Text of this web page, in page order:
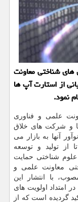
های شناختی معاونت
از استارت آپ ها
نمود.
علمی و فناوری
و شرکت های خلاق
آنها به بازار می
از تولید و توسعه
شناختی حمایت
معاونت علمی و
با انتشار این
امتداد اولویت های
گردیده است که از